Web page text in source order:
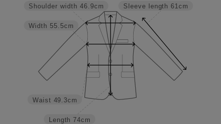
Sleeve length 61cm
Length 74cm
Waist 49.3cm
Width 55.5cm
Shoulder width 46.9cm